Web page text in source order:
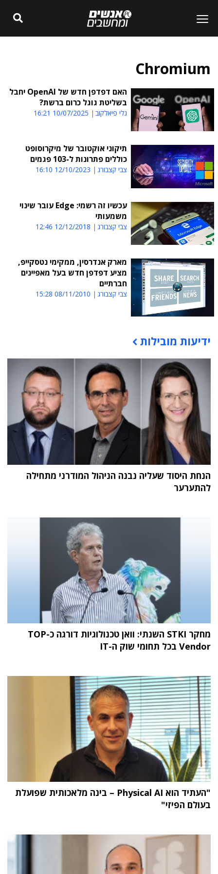
Chromium
האם דפדפן חדש של OpenAI יחבל
בשליטת גוגל כרום ברשת?
גלי פיאלקוב 10/07/2025 16:21
תיקוני אוקטובר של מיקרוסופט
כוללים פתרונות ל-103 פגמים
צבי קצבורג 12/10/2023 16:10
עכשיו זה רשמי: Edge עובר שינוי
משמעותי
צבי קצבורג 12/12/2018 12:46
מארק אנדרסין, ממקימי נטסקייפ,
מציע דפדפן חדש בעל מאפיינים
חברתיים
צבי קצבורג 08/11/2010 15:28
תוכן פרסומי
ידיעות מובילות
הנחת היסוד שעליה נבנה הניהול המודרני מתחילה
להתערער
מחקר STKI השנתי: וואן טכנולוגיות דורגה כ-TOP
Vendor בכל תחומי שוק ה-IT
"העתיד הוא Physical AI – בינה מלאכותית שפועלת
בעולם הפיזי"